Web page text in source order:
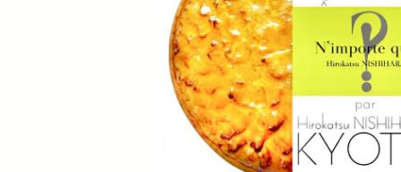
パイナップルのタルト
¥3,800
SOLD OUT